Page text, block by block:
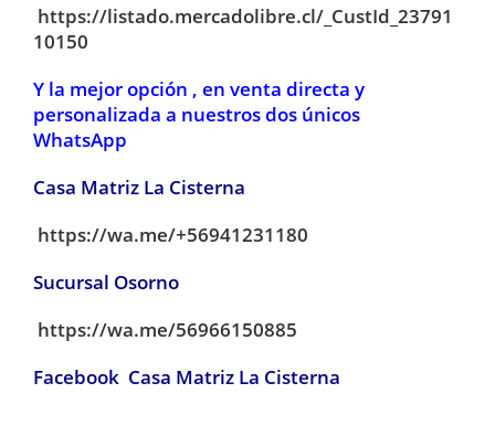
https://listado.mercadolibre.cl/_CustId_23791
10150
Y la mejor opción , en venta directa y
personalizada a nuestros dos únicos
WhatsApp
Casa Matriz La Cisterna
https://wa.me/+56941231180
Sucursal Osorno
https://wa.me/56966150885
Facebook Casa Matriz La Cisterna